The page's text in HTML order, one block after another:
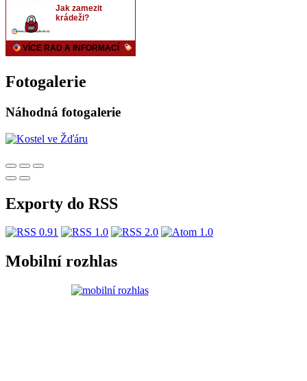
Fotogalerie
Náhodná fotogalerie
Exporty do RSS
Mobilní rozhlas